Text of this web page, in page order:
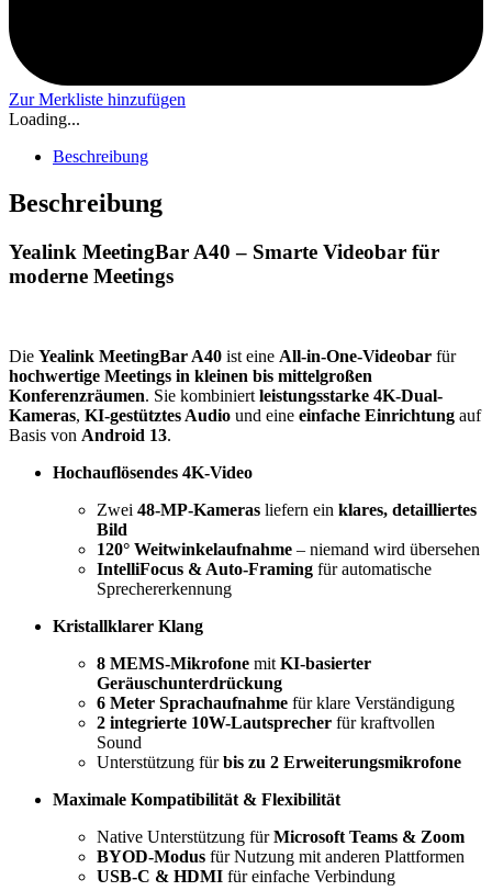
Zur Merkliste hinzufügen
Loading...
Beschreibung
Beschreibung
Yealink MeetingBar A40 – Smarte Videobar für
moderne Meetings
Die Yealink MeetingBar A40 ist eine All-in-One-Videobar für
hochwertige Meetings in kleinen bis mittelgroßen
Konferenzräumen. Sie kombiniert leistungsstarke 4K-Dual-
Kameras, KI-gestütztes Audio und eine einfache Einrichtung auf
Basis von Android 13.
Hochauflösendes 4K-Video
Zwei 48-MP-Kameras liefern ein klares, detailliertes
Bild
120° Weitwinkelaufnahme – niemand wird übersehen
IntelliFocus & Auto-Framing für automatische
Sprechererkennung
Kristallklarer Klang
8 MEMS-Mikrofone mit KI-basierter
Geräuschunterdrückung
6 Meter Sprachaufnahme für klare Verständigung
2 integrierte 10W-Lautsprecher für kraftvollen
Sound
Unterstützung fürbis zu 2 Erweiterungsmikrofone
Maximale Kompatibilität & Flexibilität
Native Unterstützung fürMicrosoft Teams & Zoom
BYOD-Modus für Nutzung mit anderen Plattformen
USB-C & HDMI für einfache Verbindung